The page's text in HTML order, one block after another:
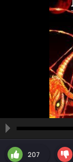
207